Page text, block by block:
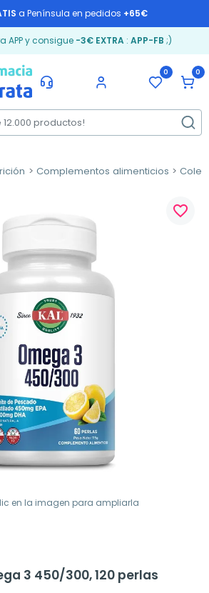
a Península en pedidos +65€
APP y consigue -3€ EXTRA: APP-FB ;)
0 0
Complementos alimenticios
en la imagen para ampliarla
favorite_border
3 450/300, 120 perlas